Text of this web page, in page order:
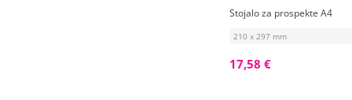
Stojalo za prospekte A4
210 x 297 mm
17,58 €